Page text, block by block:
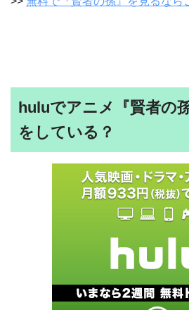
huluでアニメ『賢者の
をしている？